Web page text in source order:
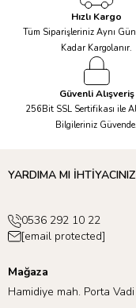
Hızlı Kargo
Tüm Siparişleriniz Aynı
Kadar Kargolanır.
Güvenli Alışveriş
256Bit SSL Sertifikası ile
Bilgileriniz Güvende.
YARDIMA MI
0536 292 10 22
[email protected]
Mağaza
Hamidiye mah. Porta